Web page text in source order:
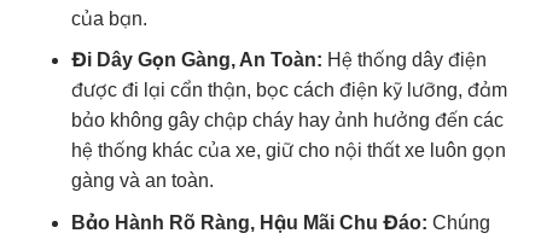
của bạn.
Đi Dây Gọn Gàng, An Toàn: Hệ thống dây điện
được đi lại cẩn thận, bọc cách điện kỹ lưỡng, đảm
bảo không gây chập cháy hay ảnh hưởng đến các
hệ thống khác của xe, giữ cho nội thất xe luôn gọn
gàng và an toàn.
Bảo Hành Rõ Ràng, Hậu Mãi Chu Đáo: Chúng